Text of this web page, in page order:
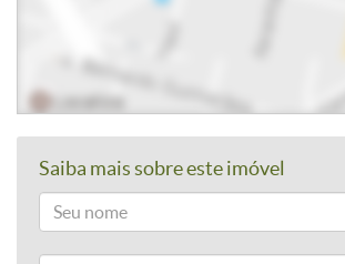
Saiba mais sobre este imóvel